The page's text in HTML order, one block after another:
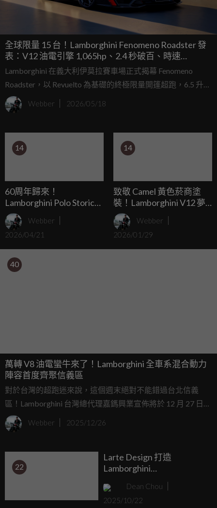
全球限量 15 台！Lamborghini Fenomeno Roadster 發
表：V12 油電引擎 1,065hp、2.4 秒破百、時速
340km/h
Lamborghini 在義大利伊莫拉賽車場正式揭幕 Fenomeno
Roadster，以 Revuelto 為基礎的終極限量開篷超跑，6.5 升
V12 自然進氣引擎搭配三具電機共輸出 1,065hp，全球限量僅
15 台，0-100km/h 2.4 秒、0-200km/h 6.8 秒、最高時速
Webber 2026/05/18
14
60周年歸來！
Lamborghini Polo Storico
耗費三年完美復原1972
Miura SV，超跑史上最美
車型重返榮耀！
Webber
2026/04/21
14
致敬 Camel 黃色菸商塗
裝！Lamborghini V12 夢
幻組合：Lotus F1 賽車與
Countach 同捆販售
Webber
2026/01/29
40
萬轉 V8 油電蠻牛來了！Lamborghini 全車系混合動力
陣容首度齊聚信義區
對於台灣的超跑迷來說，這個週末絕對不能錯過台北信義
區！Lamborghini 台灣總代理嘉鎷興業宣佈將於 12 月 27 日至
29 日，在富邦美術館附屬商業棟（Fubon Art Pavilion）舉辦
名為「電馭新境・蠻牛羣盛典」的品牌特展。這不僅是
款新世代混合動力猛獸——Revuelto、Urus SE 與 Temerario 首
度在台灣同台亮相的歷史性時刻。
Webber 2025/12/26
22
Larte Design 打造
Lamborghini
Urus「Largenda」，比
《玩命關頭》更張狂的碳
纖巨獸
Dean Chou
2025/10/22